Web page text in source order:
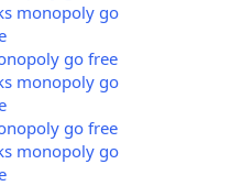
monopoly go
go free
monopoly go
go free
monopoly go